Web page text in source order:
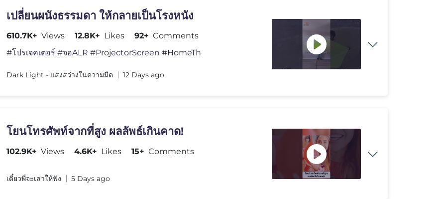
เปลี่ยนผนังธรรมดา ให้กลายเป็นโรงหนัง
610.7K+ Views 12.8K+ Likes 92+ Comments
#โปรเจคเตอร์ #จอALR #ProjectorScreen #HomeTh
Dark Light - แสงสว่างในความมืด 12 Days ago
โยนโทรศัพท์จากที่สูง ผลลัพธ์เกินคาด!
102.9K+ Views 4.6K+ Likes 15+ Comments
เดี๋ยวพี่จะเล่าให้ฟัง 5 Days ago